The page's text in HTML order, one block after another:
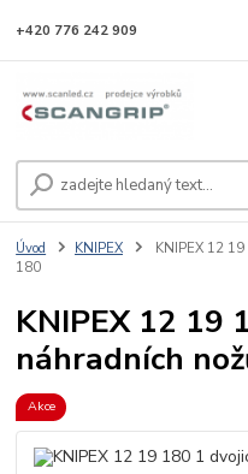
+420 776 242 909
Úvod KNIPEX
KNIPEX 12
180
KNIPEX 12 19
náhradních
Akce